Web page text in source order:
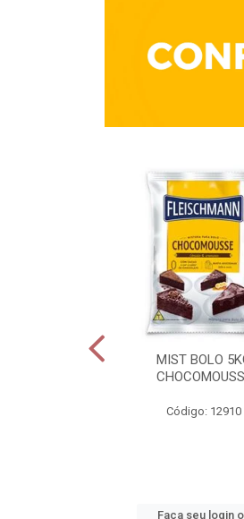
MIST BOLO
Código: 12910
Faça seu login